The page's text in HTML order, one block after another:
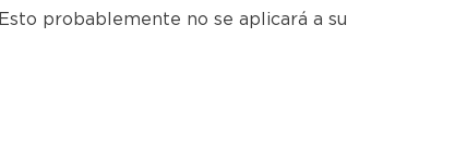
probablemente no se aplicará a su